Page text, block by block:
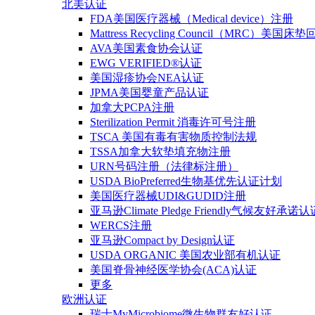
北美认证
FDA美国医疗器械（Medical device）注册
Mattress Recycling Council（MRC）美国床垫
AVA美国素食协会认证
EWG VERIFIED®认证
美国湿疹协会NEA认证
JPMA美国婴童产品认证
加拿大PCPA注册
Sterilization Permit 消毒许可号注册
TSCA 美国有毒有害物质控制法规
TSSA加拿大软垫填充物注册
URN号码注册（法律标注册）
USDA BioPreferred生物基优先认证计划
美国医疗器械UDI&GUDID注册
亚马逊Climate Pledge Friendly气候友好承诺认
WERCS注册
亚马逊Compact by Design认证
USDA ORGANIC 美国农业部有机认证
美国脊骨神经医学协会(ACA)认证
更多
欧洲认证